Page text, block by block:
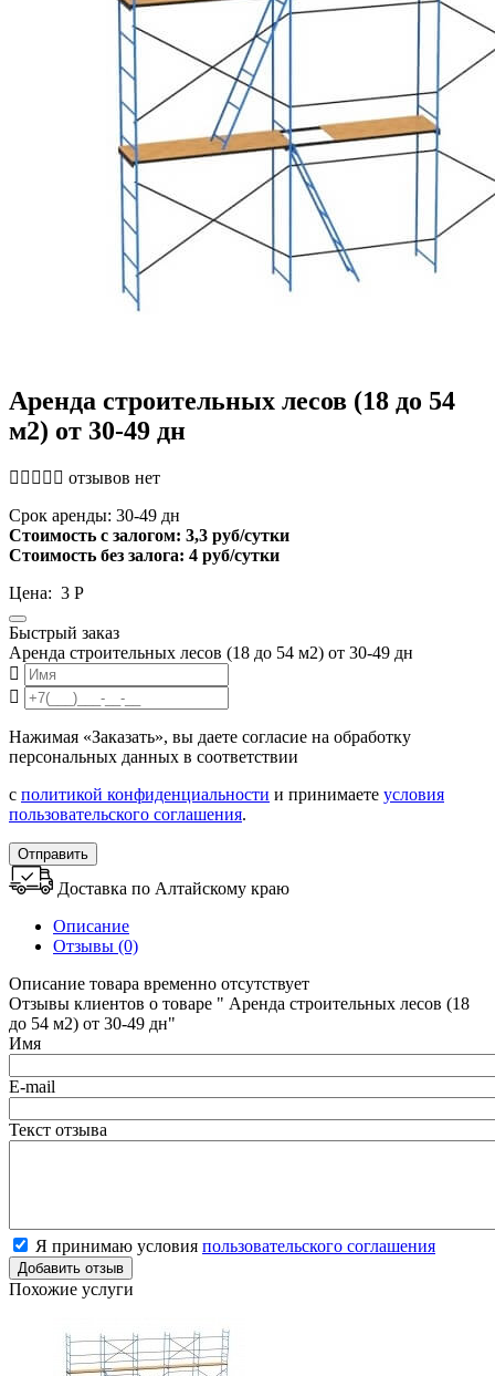
Аренда строительных лесов (18 до 54
м2) от 30-49 дн
отзывов нет
Cрок аренды: 30-49 дн
Стоимость с залогом: 3,3 руб/сутки
Стоимость без залога: 4 руб/сутки
Цена: 3 Р
Быстрый заказ
Аренда строительных лесов (18 до 54 м2) от 30-49 дн
Нажимая «Заказать», вы даете согласие на обработку
персональных данных в соответствии
с политикой конфиденциальности и принимаете условия
пользовательского соглашения.
Отправить
Доставка по Алтайскому краю
Описание
Отзывы (0)
Описание товара временно отсутствует
Отзывы клиентов о товаре " Аренда строительных лесов (18
до 54 м2) от 30-49 дн"
Имя
E-mail
Текст отзыва
Я принимаю условия пользовательского соглашения
Похожие услуги